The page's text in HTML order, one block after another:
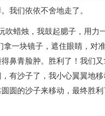
我们依依不舍地走了。
吹蜡烛，我鼓起腮子，用力
一块镜子，遮住眼睛，对
鼻青脸肿。胜利了！我们
有沙子了，我小心翼翼地
圆的沙子来移动，最终胜